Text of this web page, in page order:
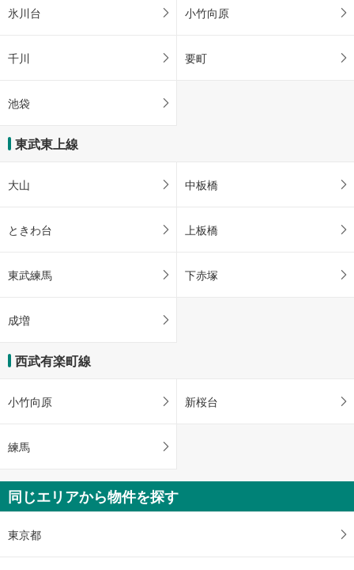
氷川台 小竹向原
千川 要町
池袋
東武東上線
大山 中板橋
ときわ台 上板橋
東武練馬 下赤塚
成増
西武有楽町線
小竹向原 新桜台
練馬
同じエリアから物件を探す
東京都